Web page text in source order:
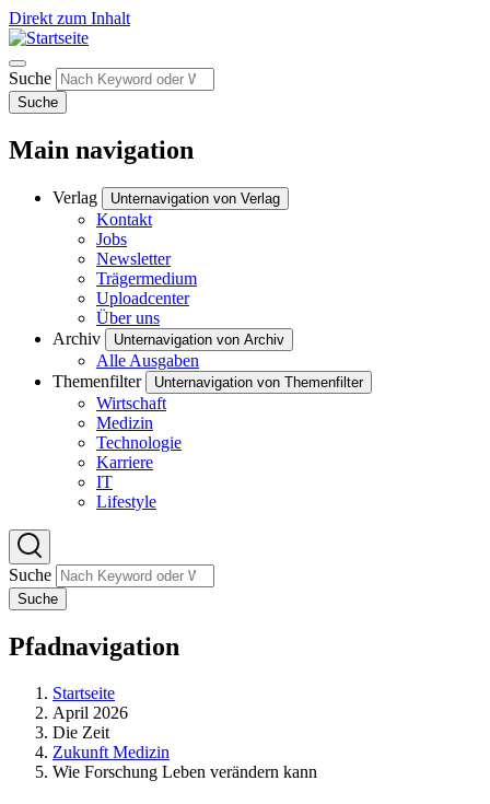
Direkt zum Inhalt
Suche
Suche
Main navigation
Verlag Unternavigation von Verlag
Kontakt
Jobs
Newsletter
Trägermedium
Uploadcenter
Über uns
Archiv
Unternavigation von Archiv
Alle Ausgaben
Themenfilter
Unternavigation von Themenfilter
Wirtschaft
Medizin
Technologie
Karriere
IT
Lifestyle
Suche
Suche
Pfadnavigation
Startseite
April 2026
Die Zeit
Zukunft Medizin
Wie Forschung Leben verändern kann